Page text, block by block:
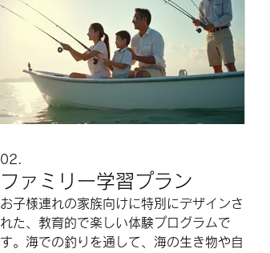
02.
ファミリー学習プラン
お子様連れの家族向けに特別にデザインさ
れた、教育的で楽しい体験プログラムで
す。海での釣りを通して、海の生き物や自